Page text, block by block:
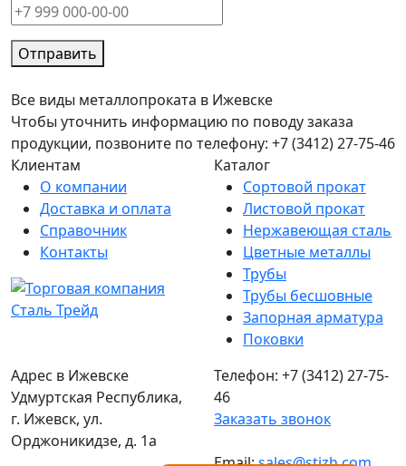
Отправить
Все виды металлопроката в Ижевске
Чтобы уточнить информацию по поводу заказа
продукции, позвоните по телефону: +7 (3412) 27-75-46
Клиентам
О компании
Доставка и оплата
Справочник
Контакты
Каталог
Сортовой прокат
Листовой прокат
Нержавеющая сталь
Цветные металлы
Трубы
Трубы бесшовные
Запорная арматура
Поковки
Адрес в Ижевске
Удмуртская Республика,
г. Ижевск, ул.
Орджоникидзе, д. 1а
Телефон: +7 (3412) 27-75-
46
Заказать звонок